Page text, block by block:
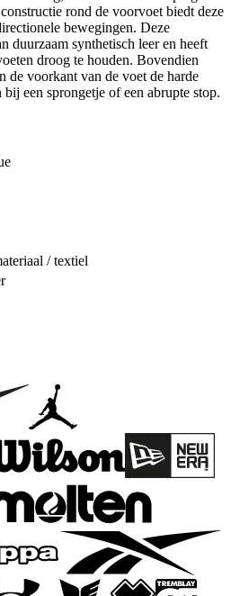
rond de voorvoet biedt deze
bewegingen. Deze
duurzaam synthetisch leer en heeft
droog te houden. Bovendien
de voorkant van de voet de harde
een sprongetje of een abrupte stop.
/ textiel